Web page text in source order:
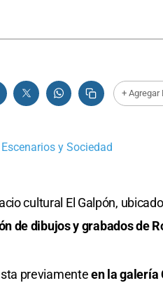
+ Agregar
Escenarios y Sociedad
cultural El Galpón,
de dibujos y grabados de
previamenteen la galería